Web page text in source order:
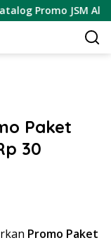
Promo JSM Alfamart
Paket
30
Promo Paket